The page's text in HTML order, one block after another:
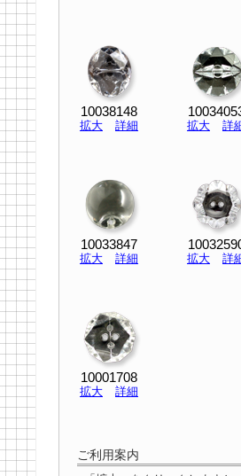
10038148
拡大 詳細 拡大 詳
10033847
拡大 詳細 拡大 詳
10001708
拡大 詳細
ご利用案内